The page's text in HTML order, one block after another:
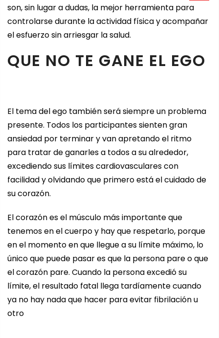
son, sin lugar a dudas, la mejor herramienta para
controlarse durante la actividad física y acompañar
el esfuerzo sin arriesgar la salud.
QUE NO TE GANE EL EGO
El tema del ego también será siempre un problema
presente. Todos los participantes sienten gran
ansiedad por terminar y van apretando el ritmo
para tratar de ganarles a todos a su alrededor,
excediendo sus límites cardiovasculares con
facilidad y olvidando que primero está el cuidado de
su corazón.
El corazón es el músculo más importante que
tenemos en el cuerpo y hay que respetarlo, porque
en el momento en que llegue a su límite máximo, lo
único que puede pasar es que la persona pare o que
el corazón pare. Cuando la persona excedió su
límite, el resultado fatal llega tardíamente cuando
ya no hay nada que hacer para evitar fibrilación u
otro